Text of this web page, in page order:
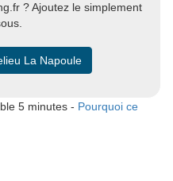
? Ajoutez le simplement
La Napoule
5 minutes - Pourquoi ce